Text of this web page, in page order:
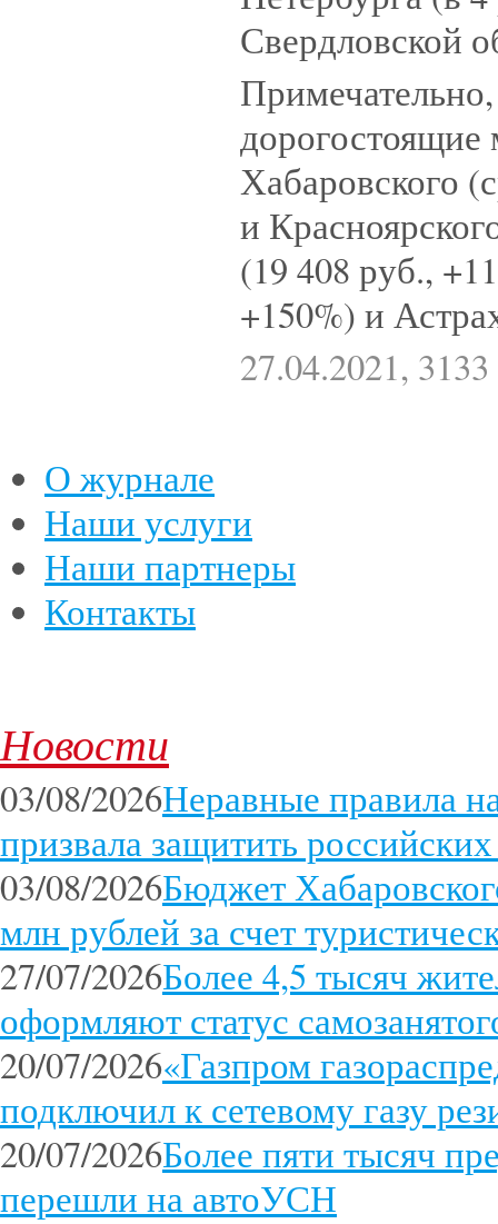
Свердловской
Хабаровского
и
(19 408 руб.,
+150%) и
27.04.2021,
О журнале
Наши услуги
Наши партнеры
Контакты
Новости
03/08/2026Неравные правила
призвала защитить
03/08/2026Бюджет
млн рублей за счет
27/07/2026Более 4,5 тысяч
оформляют статус
20/07/2026«Газпром
подключил к сетевому газу
20/07/2026Более пяти тысяч
перешли на автоУСН